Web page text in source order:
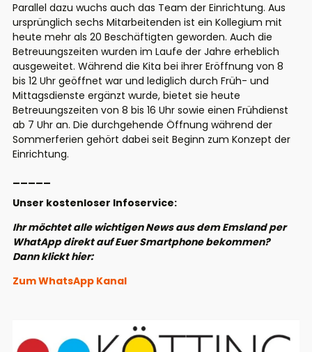
Parallel dazu wuchs auch das Team der Einrichtung. Aus
ursprünglich sechs Mitarbeitenden ist ein Kollegium mit
heute mehr als 20 Beschäftigten geworden. Auch die
Betreuungszeiten wurden im Laufe der Jahre erheblich
ausgeweitet. Während die Kita bei ihrer Eröffnung von 8
bis 12 Uhr geöffnet war und lediglich durch Früh- und
Mittagsdienste ergänzt wurde, bietet sie heute
Betreuungszeiten von 8 bis 16 Uhr sowie einen Frühdienst
ab 7 Uhr an. Die durchgehende Öffnung während der
Sommerferien gehört dabei seit Beginn zum Konzept der
Einrichtung.
Unser kostenloser Infoservice:
Ihr möchtet alle wichtigen News aus dem Emsland per
WhatApp direkt auf Euer Smartphone bekommen?
Dann klickt hier:
Zum WhatsApp Kanal